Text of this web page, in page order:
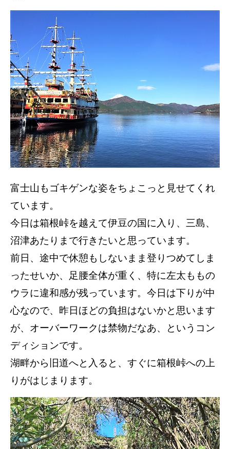
富士山もゴキゲンな姿をちょこっと見せてくれ
ています。
今日は箱根峠を越えて伊豆の国に入り、三島、
沼津あたりまで行きたいと思っています。
前日、途中で休憩もしないまま登りつめてしま
ったせいか、足腰全体が重く、特に左太ももの
ウラに違和感が残っています。今日は下りが中
心なので、昨日ほどの負担はないかと思います
が、オーバーワークは禁物だなあ、というコン
ディションです。
湖畔から旧道へと入ると、すぐに箱根峠への上
りがはじまります。